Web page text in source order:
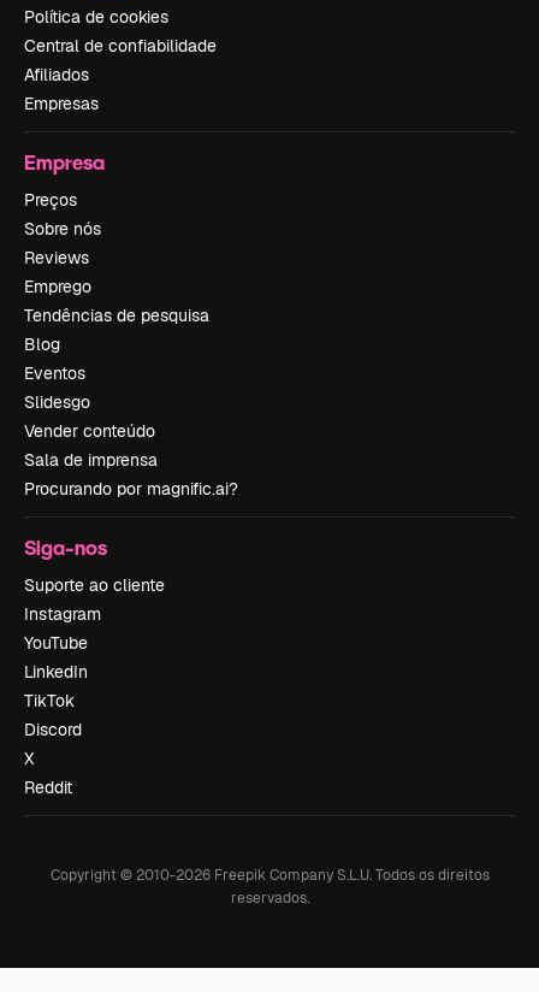
Política de cookies
Central de confiabilidade
Afiliados
Empresas
Empresa
Preços
Sobre nós
Reviews
Emprego
Tendências de pesquisa
Blog
Eventos
Slidesgo
Vender conteúdo
Sala de imprensa
Procurando por magnific.ai?
Siga-nos
Suporte ao cliente
Instagram
YouTube
LinkedIn
TikTok
Discord
X
Reddit
Copyright © 2010-2026Freepik Company S.L.U. Todos os direitos
reservados.